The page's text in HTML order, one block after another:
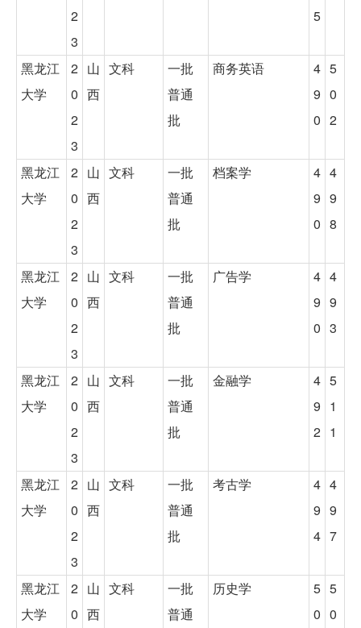
2
3
5
黑龙江
大学
2
0
2
3
山
西
文科
一批
普通
批
商务英语
4
9
0
5
0
2
黑龙江
大学
2
0
2
3
山
西
文科
一批
普通
批
档案学
4
9
0
4
9
8
黑龙江
大学
2
0
2
3
山
西
文科
一批
普通
批
广告学
4
9
0
4
9
3
黑龙江
大学
2
0
2
3
山
西
文科
一批
普通
批
金融学
4
9
2
5
1
1
黑龙江
大学
2
0
2
3
山
西
文科
一批
普通
批
考古学
4
9
4
4
9
7
黑龙江
大学
2
0
山
西
文科
一批
普通
历史学
5
0
5
0